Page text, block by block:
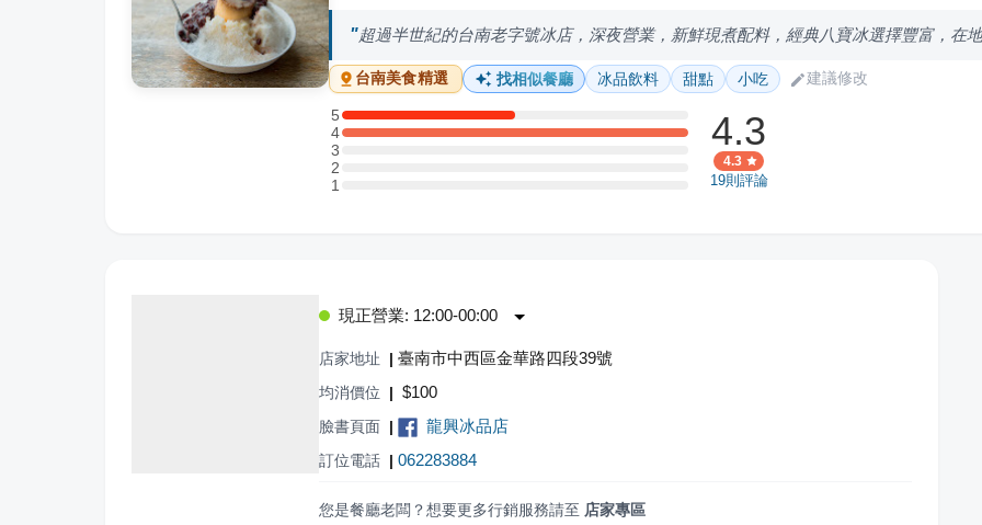
超過半世紀的台南老字號冰店，深夜營業，新鮮現煮配料，經典八寶冰選擇豐富，在地
台南美食精選 找相似餐廳 冰品飲料 甜點 小吃 建議修改
5
5 星：2 則評論
4
4 星：4 則評論
3
3 星：0 則評論
2
2 星：0 則評論
11 星：0 則評論
4.3
4.3
19則評論
現正營業: 12:00-00:00
店家地址 | 臺南市中西區金華路四段39號
均消價位 | $100
臉書頁面 | 龍興冰品店
訂位電話 | 062283884
您是餐廳老闆？想要更多行銷服務請至 店家專區